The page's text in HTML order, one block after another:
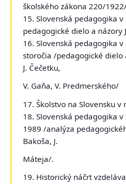
školského zákona 220/
15. Slovenská pedagogika
pedagogické dielo a názory
16. Slovenská pedagogika
storočia /pedagogické dielo
J. Čečetku,
V. Gaňa, V. Predmerského/
17. Školstvo na Slovensku v
18. Slovenská pedagogika
1989 /analýza
Bakoša, J.
Máteja/.
19. Historický náčrt